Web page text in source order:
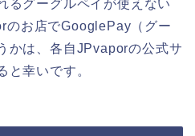
るグーグルペイが使えない
のお店でGooglePay（グー
かは、各自JPvaporの公式サ
と幸いです。